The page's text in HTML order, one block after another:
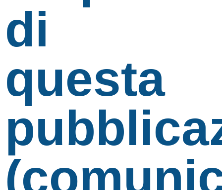
di
questa